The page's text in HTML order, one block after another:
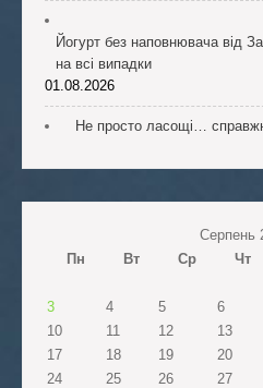
Йогурт без наповнювача від
на всі випадки
01.08.2026
Не просто ласощі…
Серпень
Пн
Вт Ср Чт
3
4 5 6
10
11 12 13
17
18 19 20
24
25 26 27